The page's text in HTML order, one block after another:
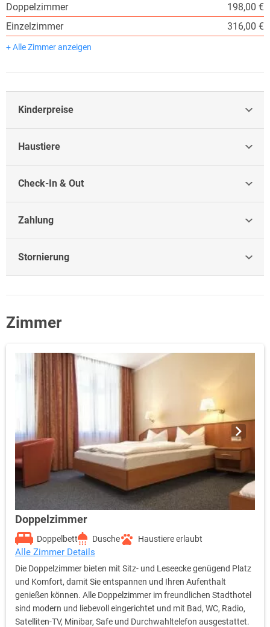
Doppelzimmer
198,00 €
Einzelzimmer
316,00 €
+ Alle Zimmer anzeigen
Kinderpreise
Haustiere
Check-In & Out
Zahlung
Stornierung
Zimmer
Doppelzimmer
Doppelbett Dusche Haustiere erlaubt
Alle Zimmer Details
Die Doppelzimmer bieten mit Sitz- und Leseecke genügend Platz
und Komfort, damit Sie entspannen und Ihren Aufenthalt
genießen können. Alle Doppelzimmer im freundlichen Stadthotel
sind modern und liebevoll eingerichtet und mit Bad, WC, Radio,
Satelliten-TV, Minibar, Safe und Durchwahltelefon ausgestattet.